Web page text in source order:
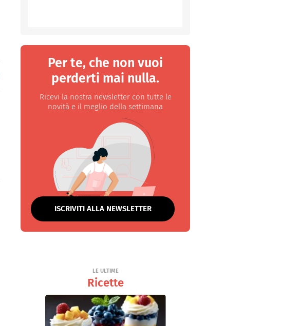
Per te, che non vuoi
perderti mai nulla.
Ricevi la nostra newsletter con tutte le
novità e il meglio della settimana
ISCRIVITI ALLA NEWSLETTER
LE ULTIME
Ricette